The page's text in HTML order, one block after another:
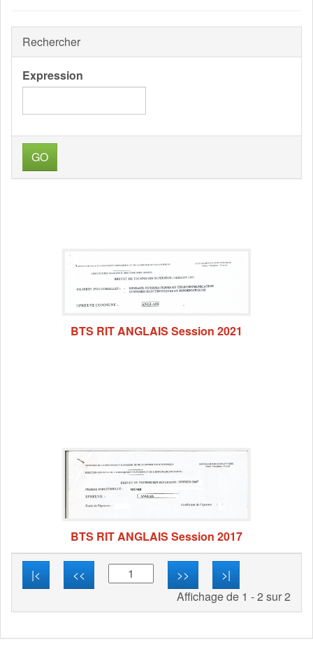
Rechercher
Expression
GO
BTS RIT ANGLAIS Session 2021
BTS RIT ANGLAIS Session 2017
|< << >>
>|
Affichage de 1 - 2 sur 2